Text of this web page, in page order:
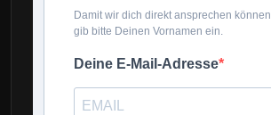
Damit wir dich direkt ansprechen können
gib bitte Deinen Vornamen ein.
Deine E-Mail-Adresse